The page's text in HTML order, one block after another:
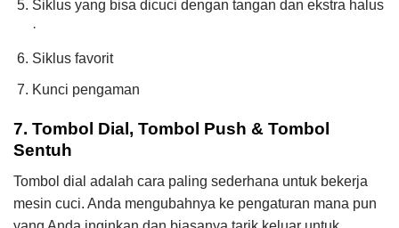
Siklus yang bisa dicuci dengan tangan dan ekstra halus
·
Siklus favorit
Kunci pengaman
7. ​Tombol Dial, Tombol Push & Tombol
Sentuh
Tombol dial adalah cara paling sederhana untuk bekerja
mesin cuci. Anda mengubahnya ke pengaturan mana pun